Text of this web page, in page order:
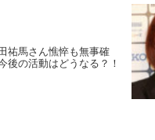
祐馬さん憔悴も無事確
後の活動はどうなる？！